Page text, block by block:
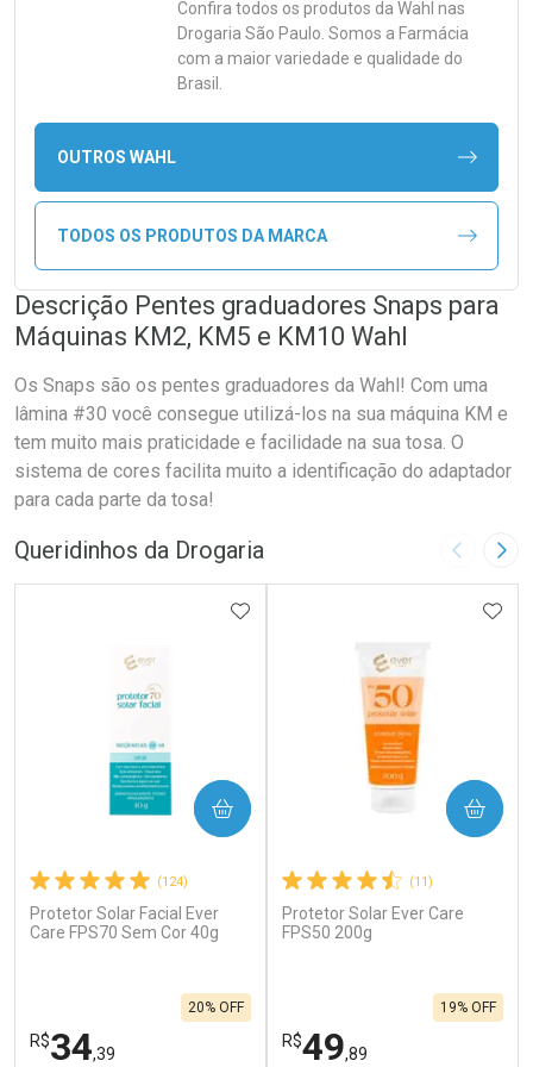
Confira todos os produtos da Wahl nas
Drogaria São Paulo. Somos a Farmácia
com a maior variedade e qualidade do
Brasil.
OUTROS WAHL
TODOS OS PRODUTOS DA MARCA
Descrição Pentes graduadores Snaps para
Máquinas KM2, KM5 e KM10 Wahl
Os Snaps são os pentes graduadores da Wahl! Com uma
lâmina #30 você consegue utilizá-los na sua máquina KM e
tem muito mais praticidade e facilidade na sua tosa. O
sistema de cores facilita muito a identificação do adaptador
para cada parte da tosa!
Queridinhos da Drogaria Imagem
(124)
Protetor Solar Facial Ever
Care FPS70 Sem Cor 40g
R$34,39
20% OFF
ADICIONAR AOS FAVORITOS
COMPRAR
(11)
Protetor Solar Ever Care
FPS50 200g
R$49,89
19% OFF
COMPRAR